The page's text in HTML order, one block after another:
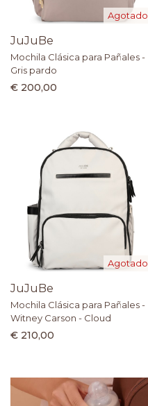
Agotado
JuJuBe
Mochila Clásica para Pañales -
Gris pardo
€ 200,00
Agotado
JuJuBe
Mochila Clásica para Pañales -
Witney Carson - Cloud
€ 210,00